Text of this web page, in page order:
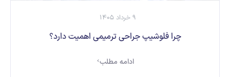
9 خرداد 1405
چرا فلوشیپ جراحی ترمیمی اهمیت دارد؟
ادامه مطلب